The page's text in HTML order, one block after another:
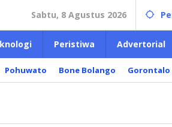
Sabtu, 8 Agustus 2026
Peristiwa Advertorial
Pohuwato Bone Bolango Gorontalo